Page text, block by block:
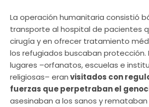
La operación humanitaria consistió
transporte al hospital de pacientes
cirugía y en ofrecer tratamiento
los refugiados buscaban protección.
lugares –orfanatos, escuelas e
religiosas– eranvisitados con
fuerzas que perpetraban el
asesinaban a los sanos y remataban